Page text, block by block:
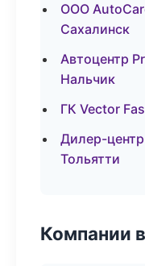
ООО
Сахалинск
Автоцентр
Нальчик
ГК Vector
Дилер-
Тольятти
Компании